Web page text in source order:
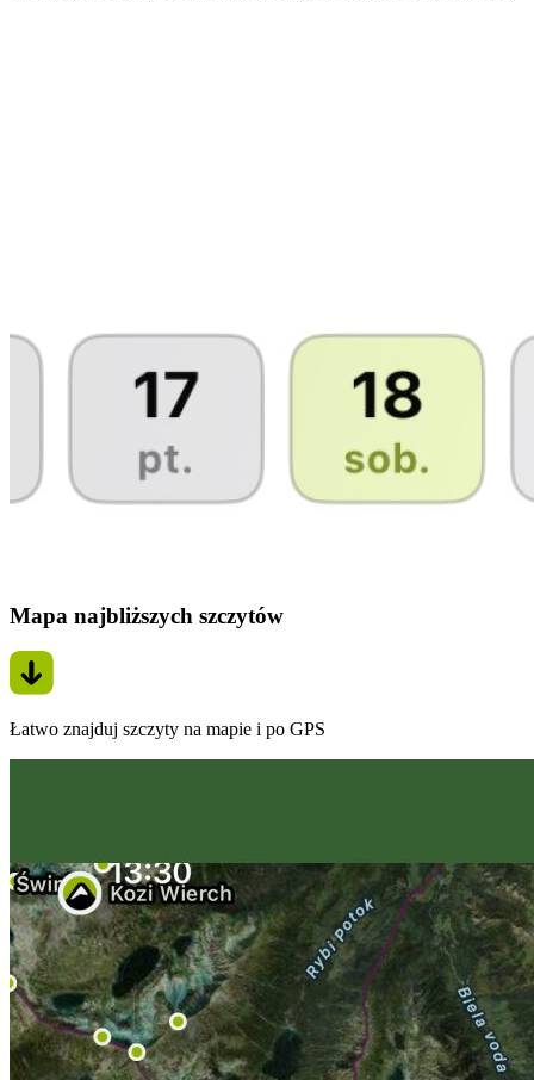
Mapa najbliższych szczytów
Łatwo znajduj szczyty na mapie i po GPS